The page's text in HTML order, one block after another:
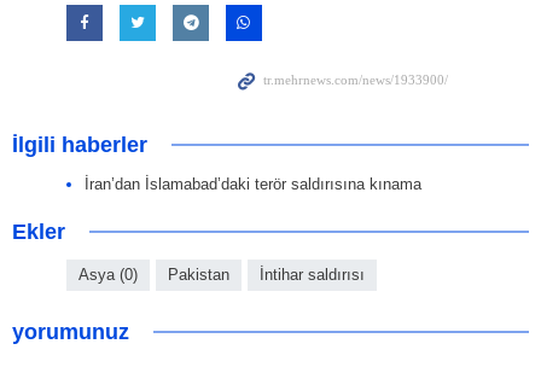
İlgili haberler
İran’dan İslamabad’daki terör saldırısına kınama
Ekler
Asya (0) Pakistan İntihar saldırısı
yorumunuz